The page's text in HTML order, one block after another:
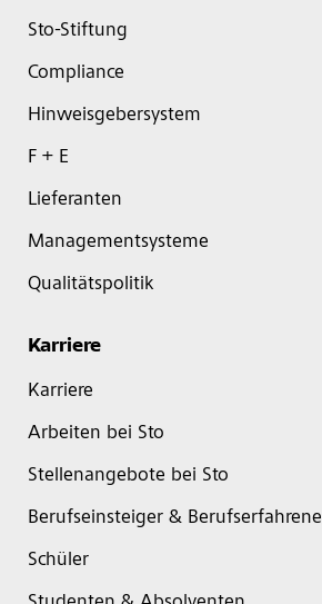
Sto-Stiftung
Compliance
Hinweisgebersystem
F + E
Lieferanten
Managementsysteme
Qualitätspolitik
Karriere
Karriere
Arbeiten bei Sto
Stellenangebote bei Sto
Berufseinsteiger & Berufserfahrene
Schüler